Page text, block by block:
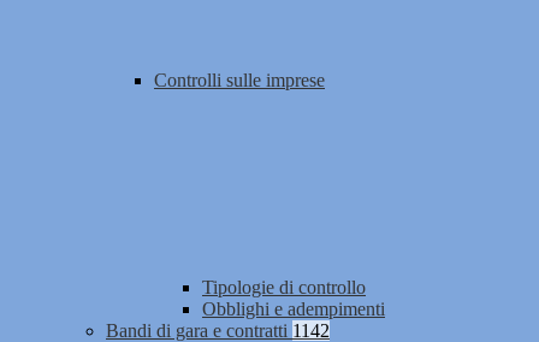
Controlli sulle imprese
Tipologie di controllo
Obblighi e adempimenti
Bandi di gara e contratti 1142